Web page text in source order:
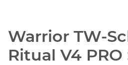
Warrior TW-
Ritual V4